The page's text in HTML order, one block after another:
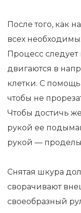
После того, как
всех
Процесс следует
двигаются в
клетки. С
чтобы не
Чтобы достичь
рукой ее
рукой —
Снятая шкура
сворачивают
своеобразный